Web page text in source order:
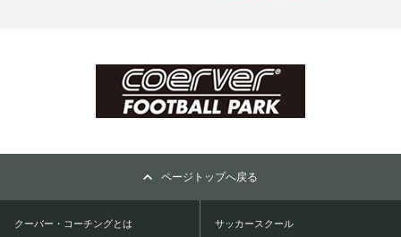
ページトップへ戻る
クーバー・コーチングとは サッカースクール